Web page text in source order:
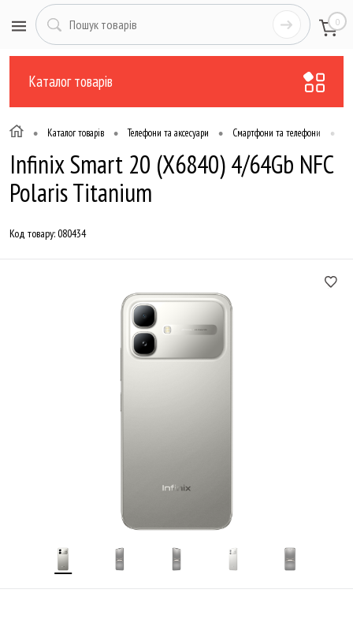
0
Каталог товарів
• Каталог товарів • Телефони та аксесуари • Смартфони та телефони •
Infinix Smart 20 (X6840) 4/64Gb NFC
Polaris Titanium
Код товару:080434